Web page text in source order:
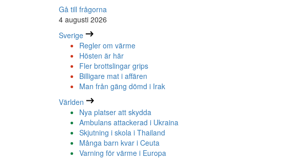
Gå till frågorna
4 augusti 2026
Sverige
Regler om värme
Hösten är här
Fler brottslingar grips
Billigare mat i affären
Man från gäng dömd i Irak
Världen
Nya platser att skydda
Ambulans attackerad i Ukraina
Skjutning i skola i Thailand
Många barn kvar i Ceuta
Varning för värme i Europa